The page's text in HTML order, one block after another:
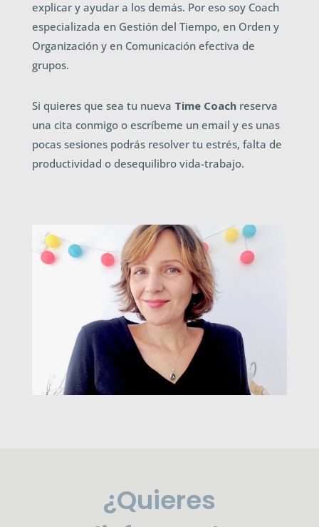
explicar y ayudar a los demás. Por eso soy Coach
especializada en Gestión del Tiempo, en Orden y
Organización y en Comunicación efectiva de
grupos.
Si quieres que sea tu nueva Time Coachreserva
una cita conmigo o escríbeme un email y es unas
pocas sesiones podrás resolver tu estrés, falta de
productividad o desequilibro vida-trabajo.
¿Quieres